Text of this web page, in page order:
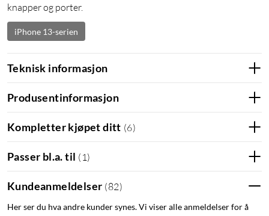
knapper og porter.
iPhone 13-serien
Teknisk informasjon
Produsentinformasjon
Kompletter kjøpet ditt (6)
Passer bl.a. til ( 1 )
Kundeanmeldelser (82)
Her ser du hva andre kunder synes. Vi viser alle anmeldelser for å